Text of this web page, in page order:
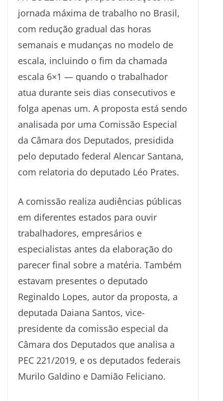
jornada máxima de trabalho no Brasil,
com redução gradual das horas
semanais e mudanças no modelo de
escala, incluindo o fim da chamada
escala 6×1 — quando o trabalhador
atua durante seis dias consecutivos e
folga apenas um. A proposta está sendo
analisada por uma Comissão Especial
da Câmara dos Deputados, presidida
pelo deputado federal Alencar Santana,
com relatoria do deputado Léo Prates.
A comissão realiza audiências públicas
em diferentes estados para ouvir
trabalhadores, empresários e
especialistas antes da elaboração do
parecer final sobre a matéria. Também
estavam presentes o deputado
Reginaldo Lopes, autor da proposta, a
deputada Daiana Santos, vice-
presidente da comissão especial da
Câmara dos Deputados que analisa a
PEC 221/2019, e os deputados federais
Murilo Galdino e Damião Feliciano.